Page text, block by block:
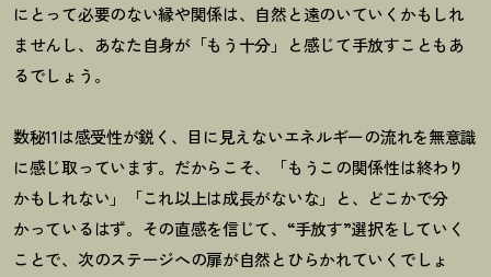
にとって必要のない縁や関係は、自然と遠のいていくかもしれ
ませんし、あなた自身が「もう十分」と感じて手放すこともあ
るでしょう。
数秘11は感受性が鋭く、目に見えないエネルギーの流れを無意識
に感じ取っています。だからこそ、「もうこの関係性は終わり
かもしれない」「これ以上は成長がないな」と、どこかで分
かっているはず。その直感を信じて、 “手放す”選択をしていく
ことで、次のステージへの扉が自然とひらかれていくでしょ